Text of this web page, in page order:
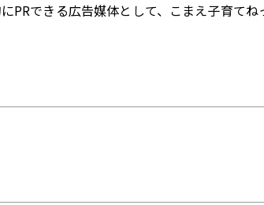
PRできる広告媒体として、こまえ子育て